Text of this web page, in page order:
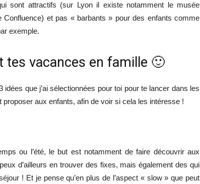
sont attractifs (sur Lyon il existe notamment le musée
et pas « barbants » pour des enfants comme
exemple.
tes vacances en famille 🙂
que j’ai sélectionnées pour toi pour te lancer dans les
aux enfants, afin de voir si cela les intéresse !
ou l’été, le but est notamment de faire découvrir aux
d’ailleurs en trouver des fixes, mais également des qui
! Et je pense qu’en plus de l’aspect « slow » que peut